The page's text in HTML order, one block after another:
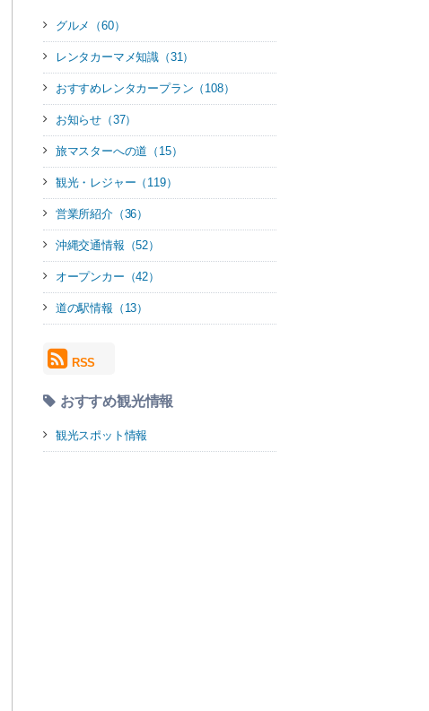
グルメ（60）
レンタカーマメ知識（31）
おすすめレンタカープラン（108）
お知らせ（37）
旅マスターへの道（15）
観光・レジャー（119）
営業所紹介（36）
沖縄交通情報（52）
オープンカー（42）
道の駅情報（13）
RSS
おすすめ観光情報
観光スポット情報